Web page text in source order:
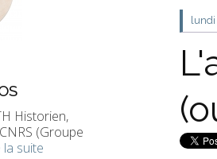
Historien,
(Groupe
la suite
lundi